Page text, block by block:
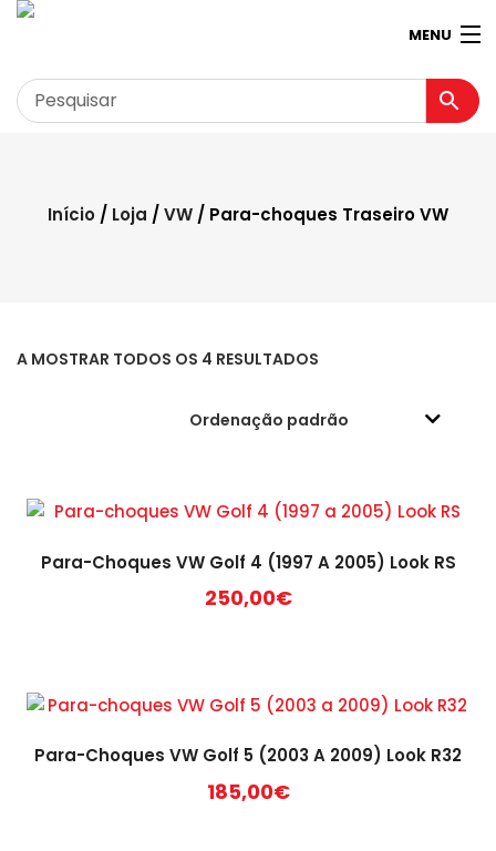
MENU
Loja Virtual 360º
Início / Loja / VW / Para-choques Traseiro VW
A MOSTRAR TODOS OS 4 RESULTADOS
Para-Choques VW Golf 4 (1997 A 2005) Look RS
250,00€
Para-Choques VW Golf 5 (2003 A 2009) Look R32
185,00€